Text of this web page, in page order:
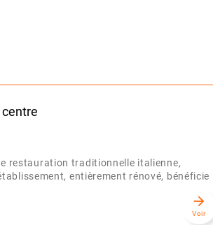
restauration traditionnelle italienne,
entièrement rénové, bénéficie
arrow_forward
Voir